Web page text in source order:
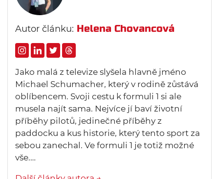
Autor článku: Helena Chovancová
Jako malá z televize slyšela hlavně jméno
Michael Schumacher, který v rodině zůstává
oblíbencem. Svoji cestu k formuli 1 si ale
musela najít sama. Nejvíce jí baví životní
příběhy pilotů, jedinečné příběhy z
paddocku a kus historie, který tento sport za
sebou zanechal. Ve formuli 1 je totiž možné
vše.…